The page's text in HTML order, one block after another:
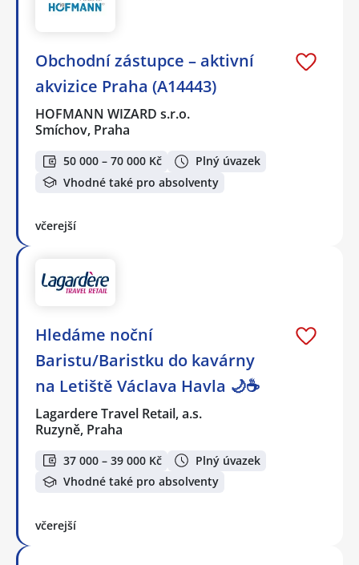
Obchodní zástupce – aktivní
akvizice Praha (A14443)
HOFMANN WIZARD s.r.o.
Smíchov, Praha
50 000 – 70 000 Kč
Plný úvazek
Vhodné také pro absolventy
včerejší
Hledáme noční
Baristu/Baristku do kavárny
na Letiště Václava Havla 🌙☕
Lagardere Travel Retail, a.s.
Ruzyně, Praha
37 000 – 39 000 Kč
Plný úvazek
Vhodné také pro absolventy
včerejší